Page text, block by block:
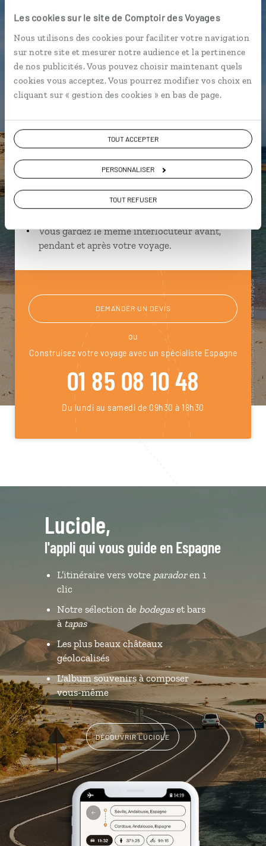
Les cookies sur le site de Comptoir des Voyages
Nous utilisons des cookies pour faciliter votre navigation
sur notre site et mesurer notre audience et la pertinence
de nos publicités. Vous pouvez choisir maintenant quels
cookies vous acceptez. Vous pourrez modifier vos choix en
cliquant sur « gestion des cookies » en bas de page.
TOUT ACCEPTER
PERSONNALISER
TOUT REFUSER
Célia,
spécialiste Espagne
spécialistes
Ils sauront organiser votre itinéraire au plus
près de vos envies et de la réalité du pays.
Échangez en face à face ou depuis nos studios
connectés en agence, mais aussi par email ou
téléphone.
Vous gardez le même interlocuteur avant,
pendant et après votre voyage.
DEMANDER UN DEVIS
ou
Construisez votre voyage avec un spécialiste Espagne
01 85 08 10 48
Du lundi au samedi de 09h30 à 18h30
Luciole,
l'appli qui vous guide en Espagne
L’itinéraire vers votre paradoren 1
clic
Notre sélection de bodegaset bars
àtapas
Les plus beaux châteaux
géolocalisés
L'album souvenirs à composer
vous-même
DÉCOUVRIR LUCIOLE